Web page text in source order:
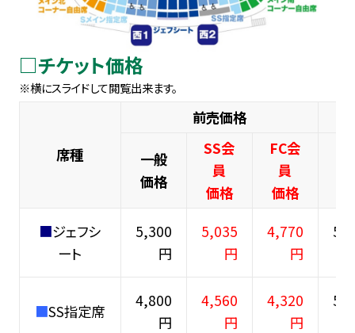
□チケット価格
席種
前売価格
一般
価格
SS会
員
価格
FC会
員
価格
■ジェフシ
ート
5,300
円
5,035
円
4,770
円
■SS指定席
4,800
円
4,560
円
4,320
円